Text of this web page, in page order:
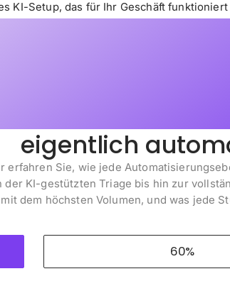
KI-Setup, das für Ihr Geschäft
eigentlich
erfahren Sie, wie jede
der KI-gestützten Triage bis hin zur
mit dem höchsten Volumen, und was jede
60%